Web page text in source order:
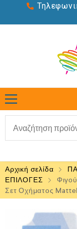
Αρχική σελίδα
ΕΠΙΛΟΓΕΣ
Σετ Οχήματος